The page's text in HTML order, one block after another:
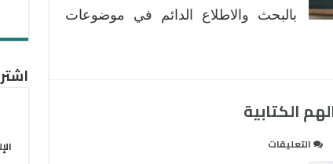
بالبحث والاطلاع الدائم في موضوعات
الكتابية
التعليقات